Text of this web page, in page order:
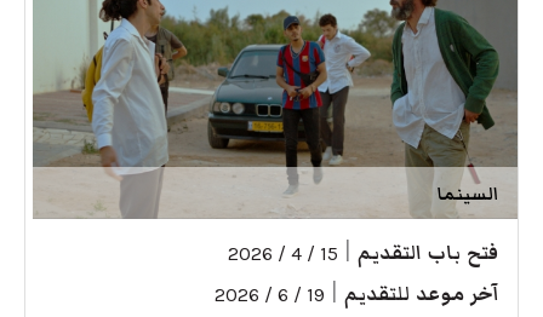
السينما
فتح باب التقديم 15 / 4 / 2026
آخر موعد للتقديم 19 / 6 / 2026